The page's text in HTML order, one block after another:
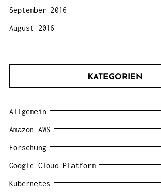
September 2016
August 2016
KATEGORIEN
Allgemein
Amazon AWS
Forschung
Google Cloud Platform
Kubernetes